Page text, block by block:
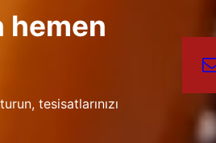
tesisatlarınızı